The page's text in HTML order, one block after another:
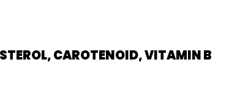
CAROTENOID, VITAMIN B